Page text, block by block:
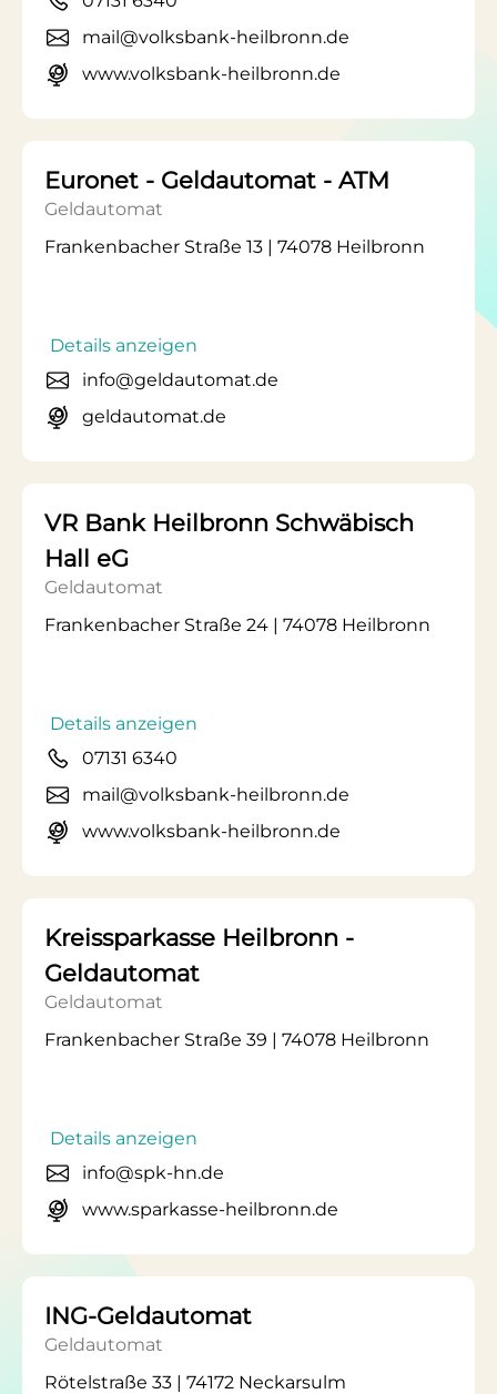
mail@volksbank-heilbronn.de
www.volksbank-heilbronn.de
Euronet - Geldautomat - ATM
Geldautomat
Frankenbacher Straße 13 | 74078 Heilbronn
Details anzeigen
info@geldautomat.de
geldautomat.de
VR Bank Heilbronn Schwäbisch
Hall eG
Geldautomat
Frankenbacher Straße 24 | 74078 Heilbronn
Details anzeigen
07131 6340
mail@volksbank-heilbronn.de
www.volksbank-heilbronn.de
Kreissparkasse Heilbronn -
Geldautomat
Geldautomat
Frankenbacher Straße 39 | 74078 Heilbronn
Details anzeigen
info@spk-hn.de
www.sparkasse-heilbronn.de
ING-Geldautomat
Geldautomat
Rötelstraße 33 | 74172 Neckarsulm